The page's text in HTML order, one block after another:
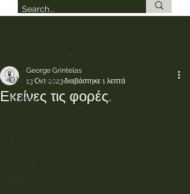
Όλα τα άρθρα.
Ελλάδα
Ευρώπη
Χρήσιμα
Σκέψεις
Βιβλία
Όλα τα άρθρα.
Εκείνες τις φορές.
George Grintelas
13 Οκτ 2023διαβάστηκε 1 λεπτά